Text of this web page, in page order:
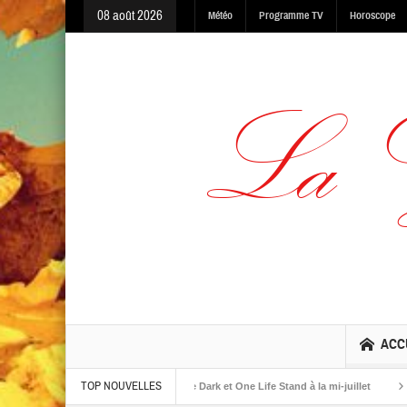
08 août 2026 Météo Programme TV Horoscope
TOP NOUVELLES
The Warning, Made In The Dark et One Life Stand à la mi-juillet